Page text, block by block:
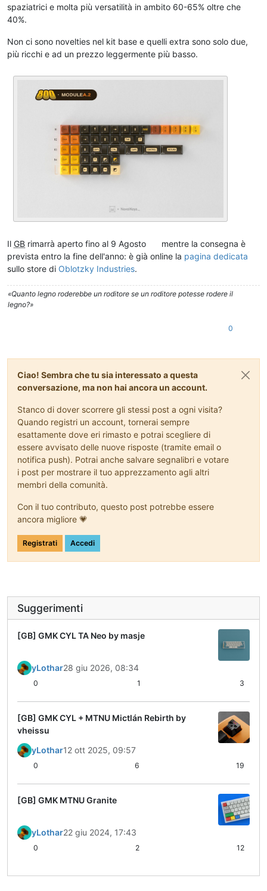
spaziatrici e molta più versatilità in ambito 60-65% oltre che
40%.
Non ci sono novelties nel kit base e quelli extra sono solo due,
più ricchi e ad un prezzo leggermente più basso.
Il GB rimarrà aperto fino al 9 Agosto
mentre la consegna è
prevista entro la fine dell'anno: è già online la pagina dedicata
sullo store di Oblotzky Industries.
«Quanto legno roderebbe un roditore se un roditore potesse rodere il
legno?»
0
Ciao! Sembra che tu sia interessato a questa
conversazione, ma non hai ancora un account.
Stanco di dover scorrere gli stessi post a ogni visita?
Quando registri un account, tornerai sempre
esattamente dove eri rimasto e potrai scegliere di
essere avvisato delle nuove risposte (tramite email o
notifica push). Potrai anche salvare segnalibri e votare
i post per mostrare il tuo apprezzamento agli altri
membri della comunità.
Con il tuo contributo, questo post potrebbe essere
ancora migliore 💗
Registrati Accedi
Suggerimenti
[GB] GMK CYL TA Neo by masje
yLothar28 giu 2026, 08:34
0 1 3
[GB] GMK CYL + MTNU Mictlán Rebirth by
vheissu
yLothar12 ott 2025, 09:57
0 6 19
[GB] GMK MTNU Granite
yLothar22 giu 2024, 17:43
0 2 12